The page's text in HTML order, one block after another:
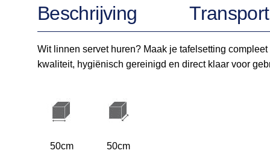
Beschrijving Transport
Wit linnen servet huren? Maak je tafelsetting
kwaliteit, hygiënisch gereinigd en direct klaar voor
50cm 50cm